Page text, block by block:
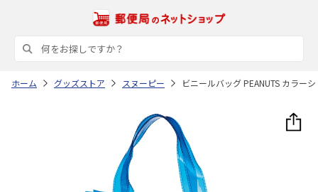
ホーム グッズストア スヌーピー ビニールバッグ PEANUTS カラー